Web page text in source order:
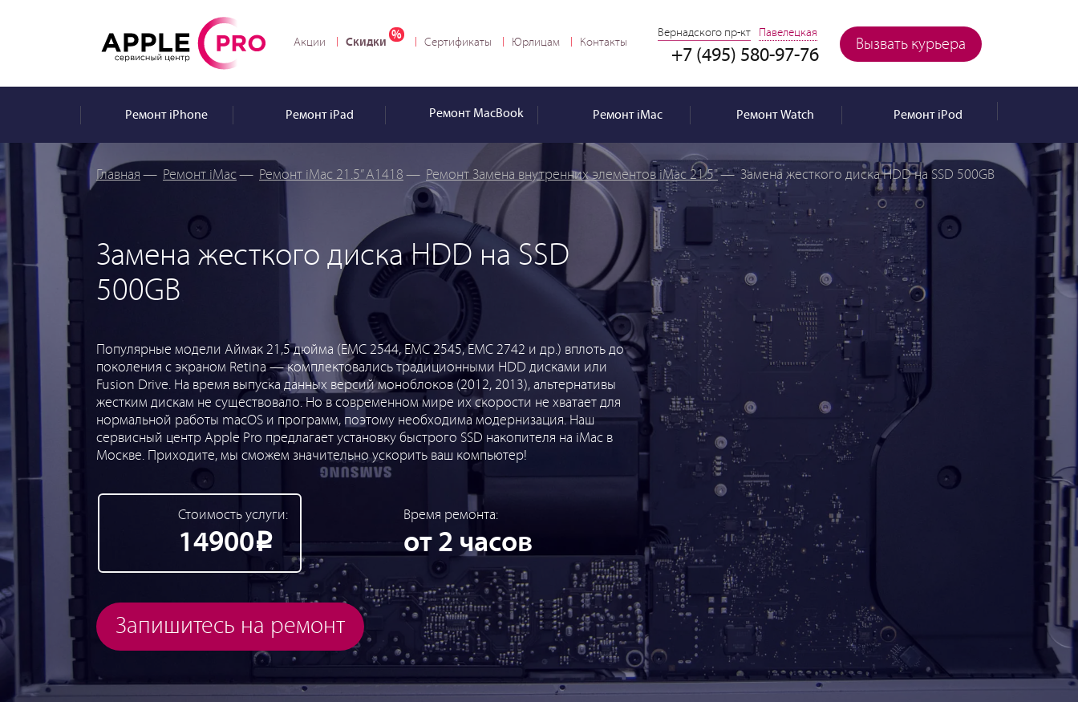
Вызвать курьера
Вернадского пр-кт Павелецкая
+7 (495) 580-97-76
Акции Скидки Сертификаты Юрлицам Контакты
РемонтiPhone РемонтiPad Ремонт MacBook РемонтiMac РемонтWatch РемонтiPod
Главная — Ремонт iMac— Ремонт iMac 21.5” A1418 — Ремонт Замена внутренних элементов iMac 21.5"— Замена жесткого диска HDD на SSD 500GB
Замена жесткого диска HDD на SSD
500GB
Популярные модели Аймак 21,5 дюйма (EMC 2544, EMC 2545, EMC 2742 и др.) вплоть до
поколения с экраном Retina — комплектовались традиционными HDD дисками или
Fusion Drive. На время выпуска данных версий моноблоков (2012, 2013), альтернативы
жестким дискам не существовало. Но в современном мире их скорости не хватает для
нормальной работы macOS и программ, поэтому необходима модернизация. Наш
сервисный центр Apple Pro предлагает установку быстрого SSD накопителя на iMac в
Москве. Приходите, мы сможем значительно ускорить ваш компьютер!
Стоимость услуги:
14900Р
Время ремонта:
от 2 часов
Запишитесь на ремонт